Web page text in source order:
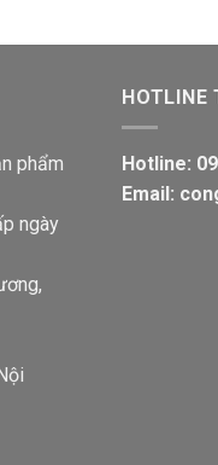
phẩm
ngày
HOTLINE
Hotline:
Email: